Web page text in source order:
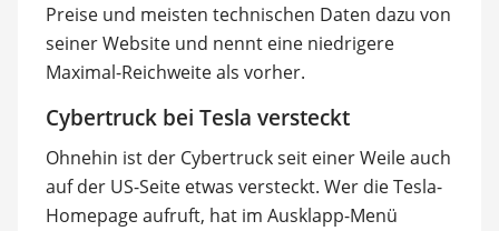
Preise und meisten technischen Daten dazu von
seiner Website und nennt eine niedrigere
Maximal-Reichweite als vorher.
Cybertruck bei Tesla versteckt
Ohnehin ist der Cybertruck seit einer Weile auch
auf der US-Seite etwas versteckt. Wer die Tesla-
Homepage aufruft, hat im Ausklapp-Menü